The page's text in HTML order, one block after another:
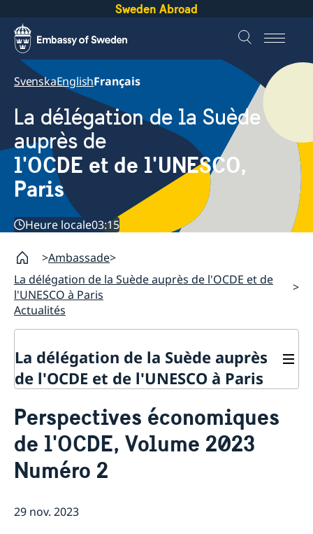
Sweden Abroad
SvenskaEnglishFrançais
La délégation de la Suède
auprès de
l'OCDE et de l'UNESCO,
Paris
Heure locale03:15
Ambassade
La délégation de la Suède auprès de l'OCDE et de
l'UNESCO à Paris
Actualités
La délégation de la Suède auprès
de l'OCDE et de l'UNESCO à Paris
À propos de la délégation
La Suède et l'OCDE
Calendrier des événements
Pays membres de l'OCDE
La Suède et l'UNESCO
Répertoire des Délégations permanentes auprès de
l’UNESCO
diplomatiques
Actualités
Perspectives économiques
de l'OCDE, Volume 2023
Numéro 2
29 nov. 2023